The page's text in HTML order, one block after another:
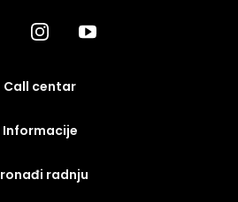
call centar
Informacije
Pronađi radnju